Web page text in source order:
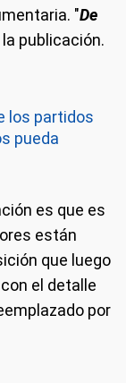
"De
publicación.
los partidos
pueda
es que es
están
que luego
el detalle
por